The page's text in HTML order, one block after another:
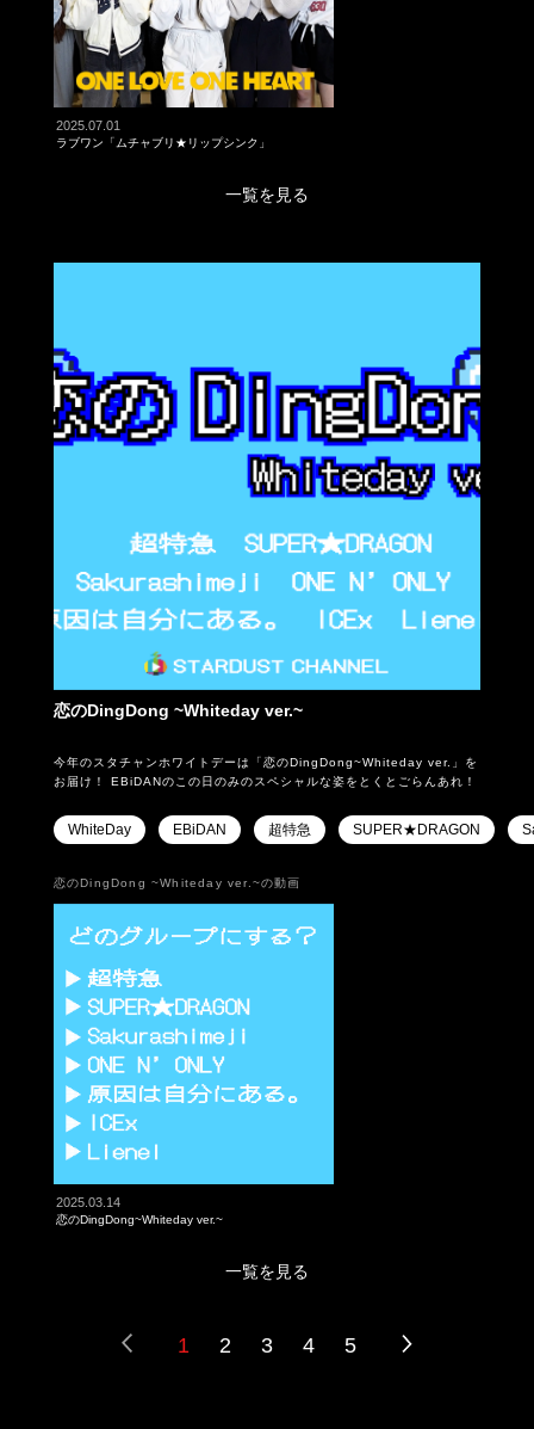
2025.07.01
ラブワン「ムチャブリ★リップシンク」
一覧を見る
恋のDingDong ~Whiteday ver.~
今年のスタチャンホワイトデーは「恋のDingDong~Whiteday ver.」を
お届け！ EBiDANのこの日のみのスペシャルな姿をとくとごらんあれ！
WhiteDay EBiDAN 超特急 SUPER★DRAGON
恋のDingDong ~Whiteday ver.~の動画
2025.03.14
恋のDingDong~Whiteday ver.~
一覧を見る
1 2 3 4 5